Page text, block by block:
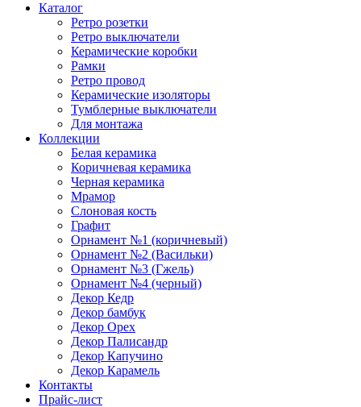
Каталог
Ретро розетки
Ретро выключатели
Керамические коробки
Рамки
Ретро провод
Керамические изоляторы
Тумблерные выключатели
Для монтажа
Коллекции
Белая керамика
Коричневая керамика
Черная керамика
Мрамор
Слоновая кость
Графит
Орнамент №1 (коричневый)
Орнамент №2 (Васильки)
Орнамент №3 (Гжель)
Орнамент №4 (черный)
Декор Кедр
Декор бамбук
Декор Орех
Декор Палисандр
Декор Капучино
Декор Карамель
Контакты
Прайс-лист